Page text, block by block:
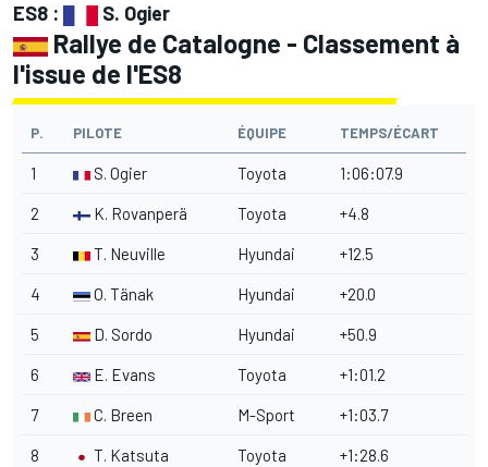
ES8 :
S. Ogier
Rallye de Catalogne - Classement à
l'issue de l'ES8
P. PILOTE ÉQUIPE TEMPS/ÉCART
1 S. Ogier Toyota 1:06:07.9
2 K. Rovanperä Toyota +4.8
3 T. Neuville Hyundai +12.5
4 O. Tänak Hyundai +20.0
5 D. Sordo Hyundai +50.9
6 E. Evans Toyota +1:01.2
7 C. Breen M-Sport +1:03.7
8 T. Katsuta Toyota +1:28.6